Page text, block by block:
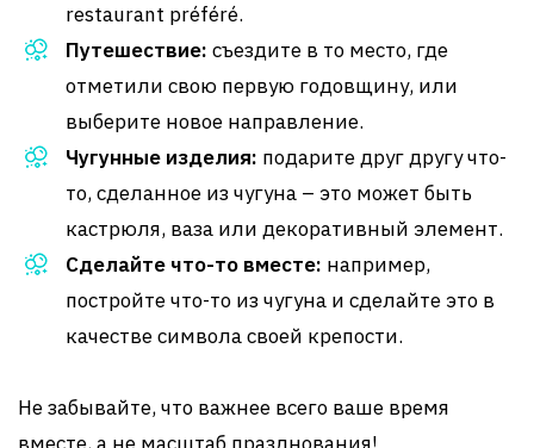
restaurant préféré.
Путешествие: съездите в то место, где
отметили свою первую годовщину, или
выберите новое направление.
Чугунные изделия: подарите друг другу что-
то, сделанное из чугуна – это может быть
кастрюля, ваза или декоративный элемент.
Сделайте что-то вместе: например,
постройте что-то из чугуна и сделайте это в
качестве символа своей крепости.
Не забывайте, что важнее всего ваше время